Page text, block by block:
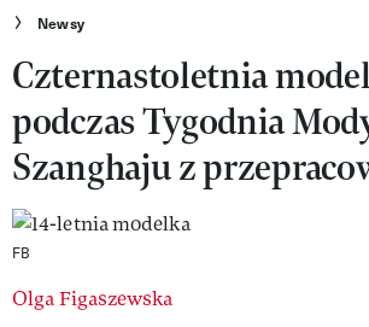
Wideo
Nasze akcje
VIVA!ART
VIVA!MODA
VIVA!LIFESTYLE
Newsy
Czternastoletnia
podczas Tygodnia
Szanghaju z
FB
Olga Figaszewska